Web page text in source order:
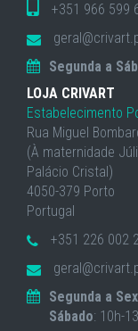
+351 966 599
Segunda a
LOJA CRIVART
Estabelecimento
Rua Miguel
(À maternidade
Palácio Cristal)
4050-379 Porto
Portugal
+351 226 002
Segunda a
Sábado: 10h-